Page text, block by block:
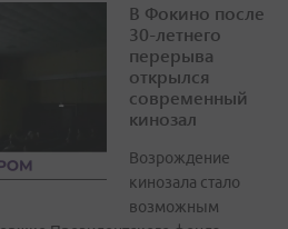
В Фокино после
30-летнего
перерыва
открылся
современный
кинозал
Возрождение
кинозала стало
возможным